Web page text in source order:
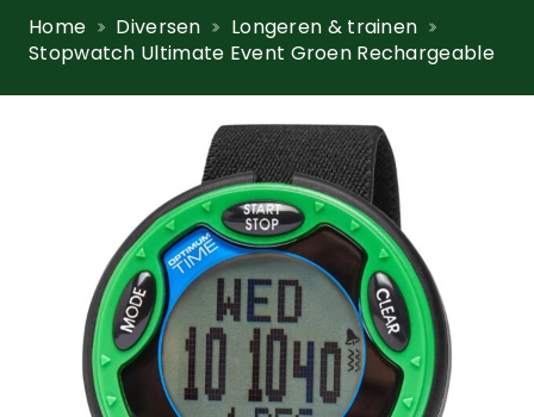
Home Diversen
Longeren & trainen
Stopwatch Ultimate Event Groen Rechargeable